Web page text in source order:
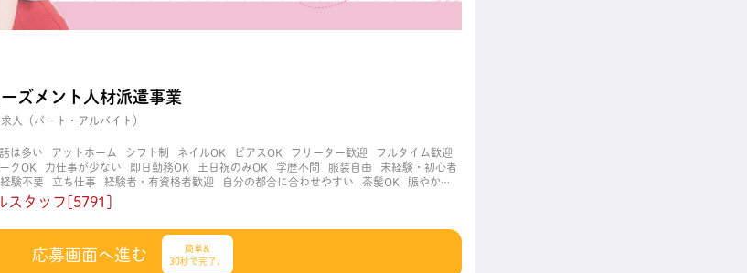
ズメント人材派遣事業
人（パート・アルバイト）
は多い アットホーム シフト制 ネイルOK ピアスOK フリーター歓迎
フルタイム歓迎
クOK 力仕事が少ない 即日勤務OK 土日祝のみOK 学歴不問 服装自由
未経験・初心者
験不要 立ち仕事 経験者・有資格者歓迎 自分の都合に合わせやすい 茶髪OK
賑やかな
迎 髪型自由 髪色自由
スタッフ[5791]
応募画面へ進む
簡単&
30秒で完了♩